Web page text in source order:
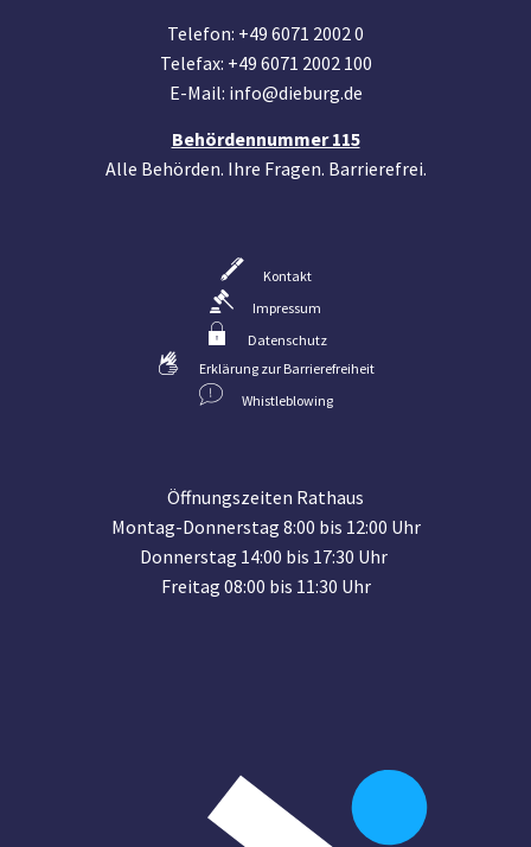
Telefon: +49 6071 2002 0
Telefax: +49 6071 2002 100
E-Mail: info@dieburg.de
Behördennummer 115
Alle Behörden. Ihre Fragen. Barrierefrei.
Kontakt
Impressum
Datenschutz
Erklärung zur Barrierefreiheit
Whistleblowing
Öffnungszeiten Rathaus
Montag-Donnerstag 8:00 bis 12:00 Uhr
Donnerstag 14:00 bis 17:30 Uhr
Freitag 08:00 bis 11:30 Uhr